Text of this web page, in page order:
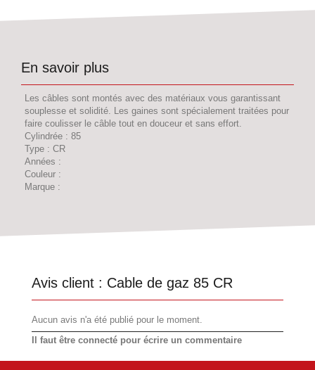
En savoir plus
Les câbles sont montés avec des matériaux vous garantissant
souplesse et solidité. Les gaines sont spécialement traitées pour
faire coulisser le câble tout en douceur et sans effort.
Cylindrée : 85
Type : CR
Années :
Couleur :
Marque :
Avis client : Cable de gaz 85 CR
Aucun avis n'a été publié pour le moment.
Il faut être connecté pour écrire un commentaire